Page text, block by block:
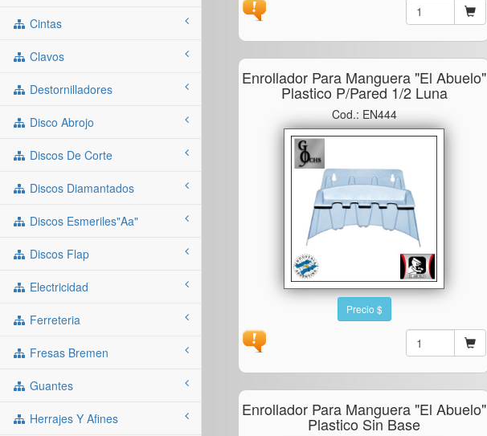
Cintas
Clavos
Destornilladores
Disco Abrojo
Discos De Corte
Discos Diamantados
Discos Esmeriles"aa"
Discos Flap
Electricidad
Ferreteria
Fresas Bremen
Guantes
Herrajes Y Afines
Enrollador Para Manguera "el Abuelo"
Plastico P/pared 1/2 Luna
Cod.: EN444
Precio $
Enrollador Para Manguera "el Abuelo"
Plastico Sin Base